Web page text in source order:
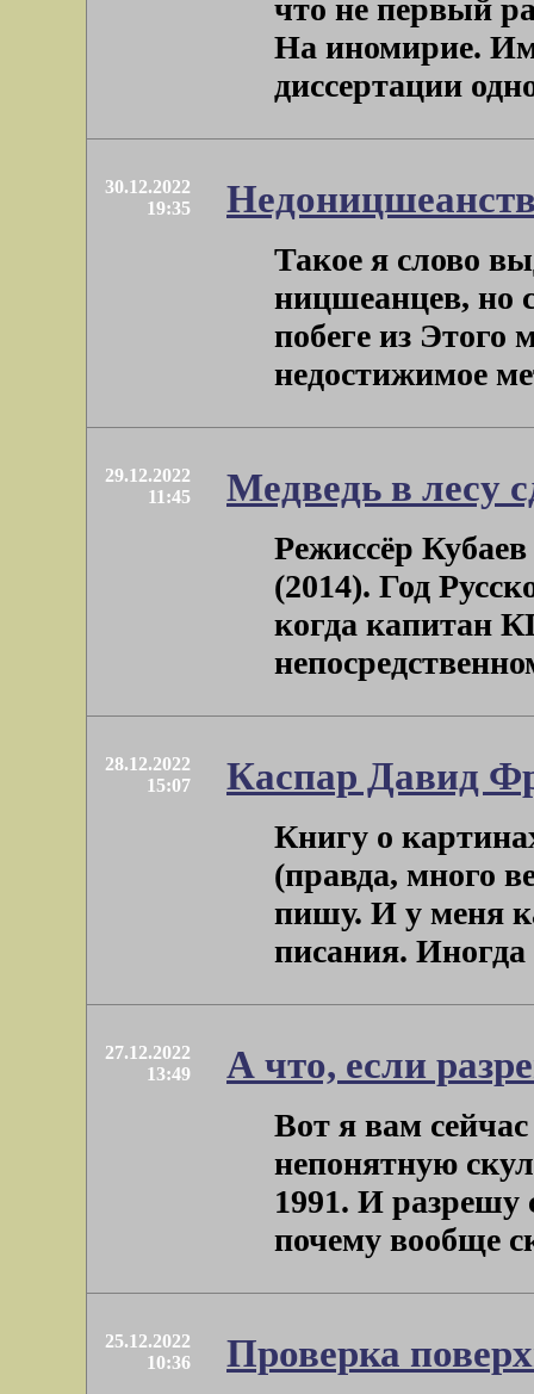
что не первый
На иномирие.
диссертации
30.12.2022
19:35
Такое я слово
ницшеанцев, но
побеге из
недостижимое
29.12.2022
11:45
Медведь в лесу
Режиссёр
(2014). Год
когда капитан
28.12.2022
15:07
Каспар Давид
Книгу о
(правда, много
пишу. И у меня
писания. Иногда
27.12.2022
13:49
А что, если
Вот я вам
непонятную
1991. И разрешу
почему вообще
25.12.2022
10:36
Проверка